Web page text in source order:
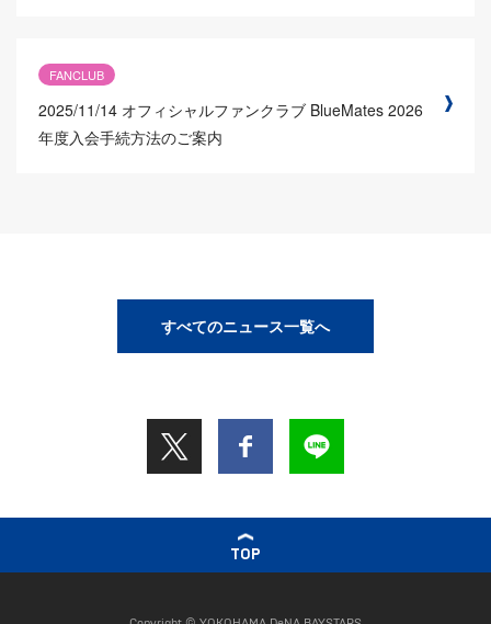
FANCLUB
2025/11/14 オフィシャルファンクラブ BlueMates 2026
年度入会手続方法のご案内
すべてのニュース一覧へ
TOP